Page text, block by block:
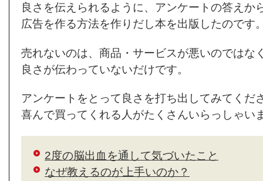
良さを伝えられるように、アンケートの答えか
広告を作る方法を作りだし本を出版したのです
売れないのは、商品・サービスが悪いのではな
良さが伝わっていないだけです。
アンケートをとって良さを打ち出してみてくだ
喜んで買ってくれる人がたくさんいらっしゃい
2度の脳出血を通して気づいたこと
なぜ教えるのが上手いのか？